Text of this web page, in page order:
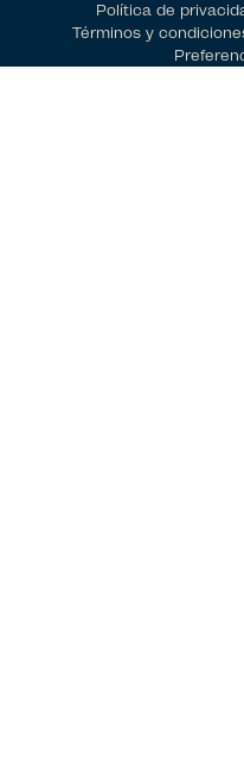
Política de
Términos y